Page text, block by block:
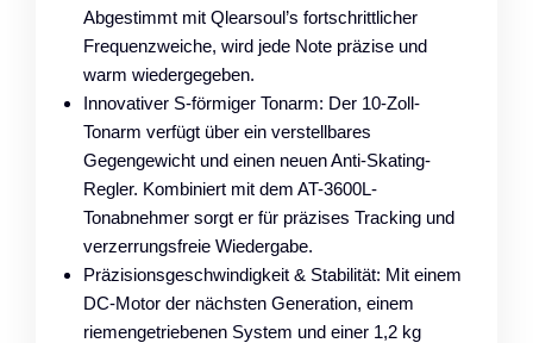
Abgestimmt mit Qlearsoul’s fortschrittlicher
Frequenzweiche, wird jede Note präzise und
warm wiedergegeben.
Innovativer S-förmiger Tonarm: Der 10-Zoll-
Tonarm verfügt über ein verstellbares
Gegengewicht und einen neuen Anti-Skating-
Regler. Kombiniert mit dem AT-3600L-
Tonabnehmer sorgt er für präzises Tracking und
verzerrungsfreie Wiedergabe.
Präzisionsgeschwindigkeit & Stabilität: Mit einem
DC-Motor der nächsten Generation, einem
riemengetriebenen System und einer 1,2 kg